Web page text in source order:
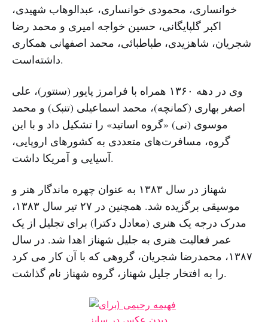
خوانساری، محمودی خوانساری، عبدالوهاب شهیدی،
اکبر گلپایگانی، حسین خواجه امیری و محمد رضا
شجریان، شاهزیدی، طباطبائی، محمد اصفهانی همکاری
داشته‌است.
وی در دهه ۱۳۶۰ همراه با فرامرز پایور (سنتور)، علی
اصغر بهاری (کمانچه)، محمد اسماعیلی (تنبک) و محمد
موسوی (نی) «گروه اساتید» را تشکیل داد و با این
گروه، مسافرت‌های متعددی به کشورهای اروپایی،
آسیایی و آمریکا داشت.
شهناز در سال ۱۳۸۳ به عنوان چهره ماندگار هنر و
موسیقی برگزیده شد. همچنین در ۲۷ تیر سال ۱۳۸۳،
مدرک درجه یک هنری (معادل دکترا) برای تجلیل از یک
عمر فعالیت هنری به جلیل شهناز اهدا شد. در سال
۱۳۸۷، محمدرضا شجریان، گروهی که با آن کار می کرد
را به افتخار جلیل شهناز، گروه شهناز نام گذاشت.